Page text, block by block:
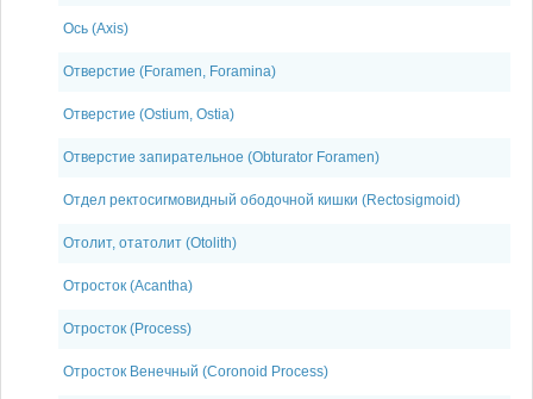
Ось (Axis)
Отверстие (Foramen, Foramina)
Отверстие (Ostium, Ostia)
Отверстие запирательное (Obturator Foramen)
Отдел ректосигмовидный ободочной кишки (Rectosigmoid)
Отолит, отатолит (Otolith)
Отросток (Acantha)
Отросток (Process)
Отросток Венечный (Cоronoid Process)